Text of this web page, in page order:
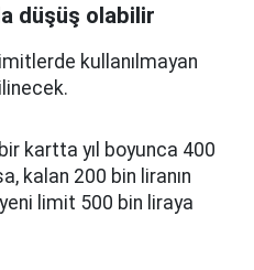
düşüş olabilir
kullanılmayan
kartta yıl boyunca 400
kalan 200 bin liranın
limit 500 bin liraya